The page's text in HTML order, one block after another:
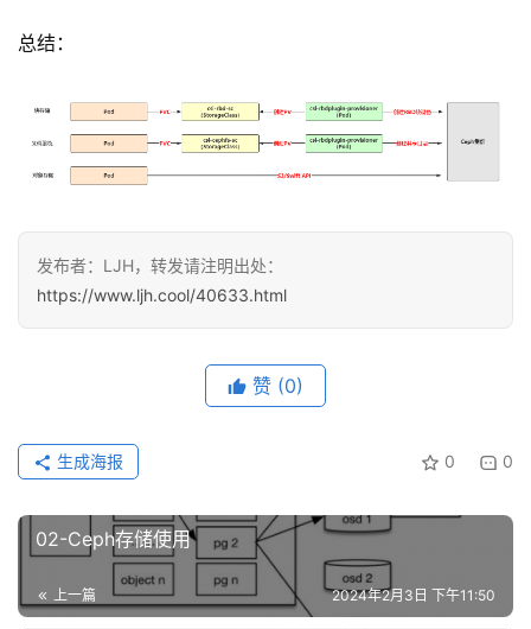
总结：
发布者：LJH，转发请注明出处：
https://www.ljh.cool/40633.html
赞 (0)
0 0
生成海报
02-Ceph存储使用
上一篇 2024年2月3日 下午11:50